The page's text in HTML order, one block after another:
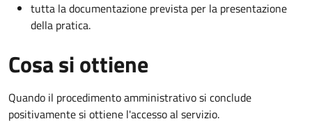
tutta la documentazione prevista per la presentazione
della pratica.
Cosa si ottiene
Quando il procedimento amministrativo si conclude
positivamente si ottiene l'accesso al servizio.